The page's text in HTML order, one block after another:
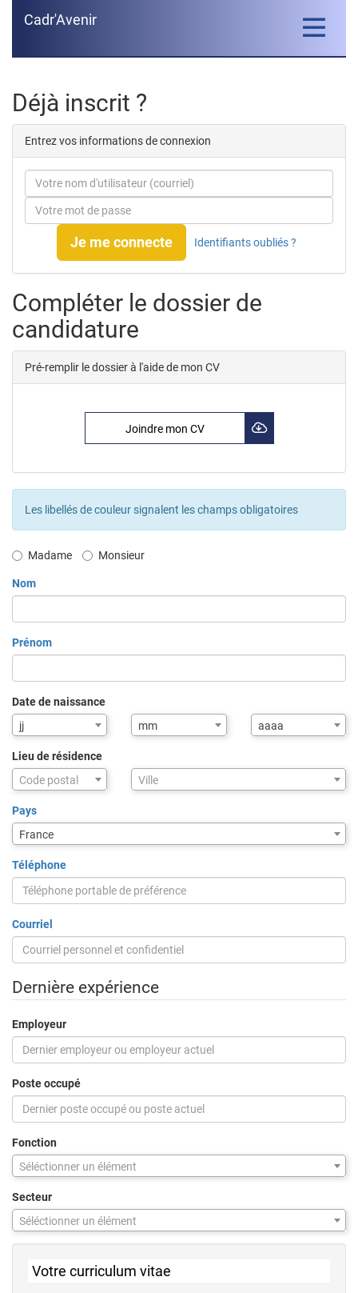
Toggle
Cadr'Avenir
Déjà inscrit ?
Entrez vos informations de connexion
Je me connecte Identifiants oubliés ?
Compléter le dossier de
candidature
Pré-remplir le dossier à l'aide de mon CV
Joindre mon CV
Les libellés de couleur signalent les champs obligatoires
CivilitéMadame Monsieur
Nom
Prénom
Date de naissance
jj
mm aaaa
Lieu de résidence
Assistance
de
saisie
pour
la
via
code
postal
Code postal Ville
Pays
France
Téléphone
Courriel
Dernière expérience
Employeur
Poste occupé
Fonction
Séléctionner un élément
Secteur
Séléctionner un élément
Votre curriculum vitae